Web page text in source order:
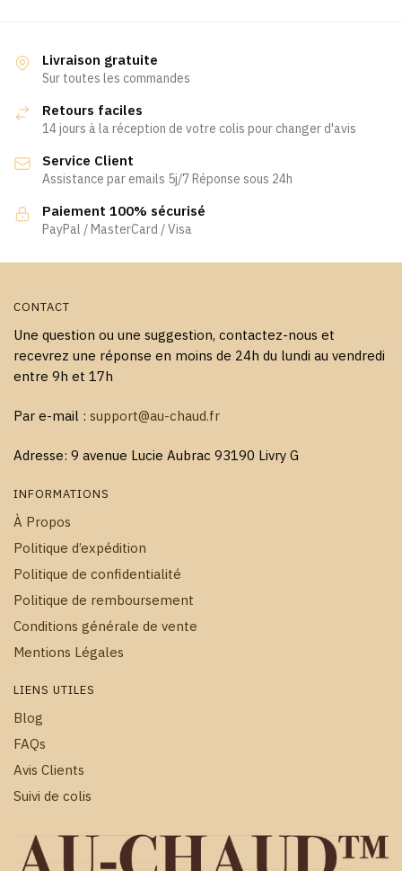
variations.
Les
peuvent
choisies
sur
la
page
peuvent
être
Livraison gratuite
Sur toutes les commandes
Retours faciles
14 jours à la réception de votre colis pour changer d'avis
Service Client
Assistance par emails 5j/7 Réponse sous 24h
Paiement 100% sécurisé
PayPal / MasterCard / Visa
CONTACT
Une question ou une suggestion, contactez-nous et
recevrez une réponse en moins de 24h du lundi au vendredi
entre 9h et 17h
Par e-mail : support@au-chaud.fr
Adresse: 9 avenue Lucie Aubrac 93190 Livry G
INFORMATIONS
À Propos
Politique d’expédition
Politique de confidentialité
Politique de remboursement
Conditions générale de vente
Mentions Légales
LIENS UTILES
Blog
FAQs
Avis Clients
Suivi de colis